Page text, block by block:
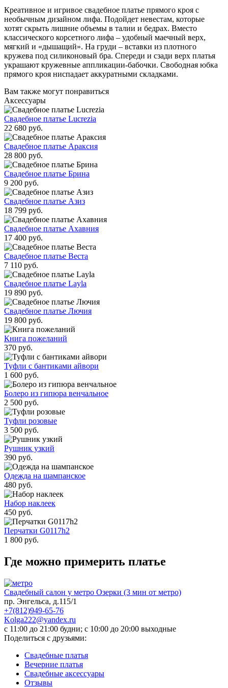
Креативное и игривое свадебное платье прямого кроя с
необычным дизайном лифа. Подойдет невестам, которые
хотят скрыть лишние объемы в талии и бедрах. Вместо
классического корсетного лифа – удобный маечный верх,
мягкий и «дышащий». На груди – вставки из плотного
кружева под силиконовый бра. Спереди и сзади верх платья
украшают кружевные аппликации-бабочки. Свободная юбка
прямого кроя ниспадает аккуратными складками.
Вам также могут понравиться
Аксессуары
Свадебное платье Lucrezia
22 680 руб.
Свадебное платье Араксия
28 800 руб.
Свадебное платье Брина
9 200 руб.
Свадебное платье Азиз
18 799 руб.
Свадебное платье Ахавния
17 400 руб.
Свадебное платье Веста
7 110 руб.
Свадебное платье Layla
19 890 руб.
Свадебное платье Лючия
19 800 руб.
Книга пожеланий
370 руб.
Туфли с бантиками айвори
1 600 руб.
Болеро из гипюра венчальное
2 500 руб.
Туфли розовые
3 500 руб.
Рушник узкий
390 руб.
Одежда на шампанское
480 руб.
Набор наклеек
450 руб.
Перчатки G0117h2
1 800 руб.
Где можно примерить платье
Свадебный салон у метро Озерки (3 мин от метро)
пр. Энгельса, д.115/1
+7(812)949-65-76
Kolga222@yandex.ru
c 11:00 до 21:00 будни; c 10:00 до 20:00 выходные
Поделиться с друзьями:
Свадебные платья
Вечерние платья
Cвадебные аксессуары
Отзывы